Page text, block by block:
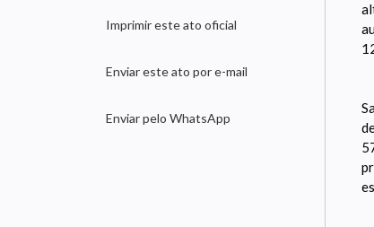
Imprimir este ato oficial
Enviar este ato por e-mail
Enviar pelo WhatsApp